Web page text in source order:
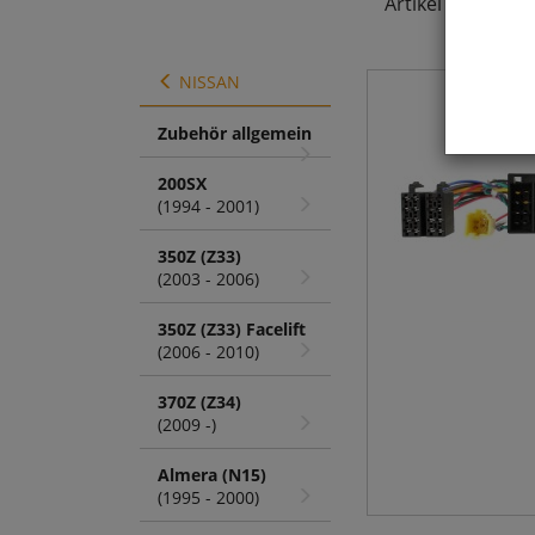
NISSAN
Zubehör allgemein
200SX
(1994 - 2001)
350Z (Z33)
(2003 - 2006)
350Z (Z33) Facelift
(2006 - 2010)
370Z (Z34)
(2009 -)
Almera (N15)
(1995 - 2000)